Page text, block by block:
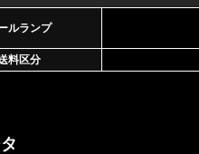
ルランプ
料区分